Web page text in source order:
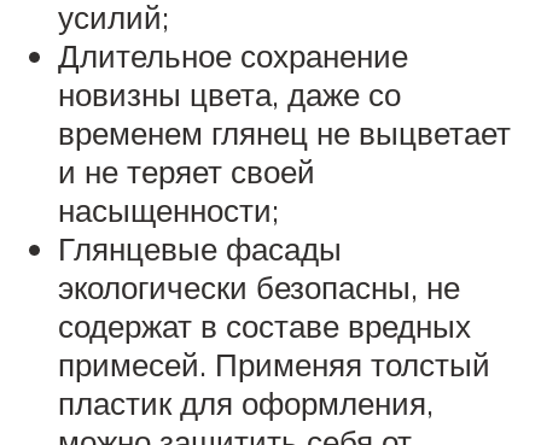
усилий;
Длительное сохранение
новизны цвета, даже со
временем глянец не выцветает
и не теряет своей
насыщенности;
Глянцевые фасады
экологически безопасны, не
содержат в составе вредных
примесей. Применяя толстый
пластик для оформления,